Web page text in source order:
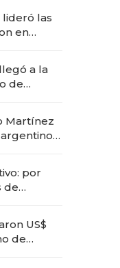
lideró las
en
a la
de
Martínez
por
de
US$
de